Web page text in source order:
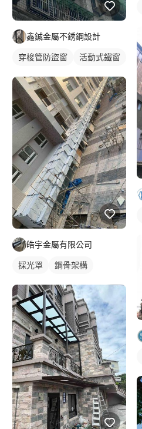
鑫鋮金屬不銹鋼設計
穿梭管防盜窗 活動式鐵窗
皓宇金屬有限公司
採光罩 鋼骨架構